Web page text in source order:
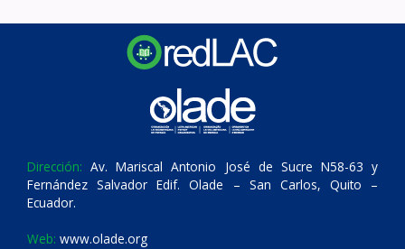
Dirección: Av. Mariscal Antonio José de Sucre N58-63 y
Fernández Salvador Edif. Olade – San Carlos, Quito –
Ecuador.
Web: www.olade.org